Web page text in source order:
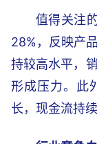
值得关注
28%，反映产
持较高水平，
形成压力。此
长，现金流持